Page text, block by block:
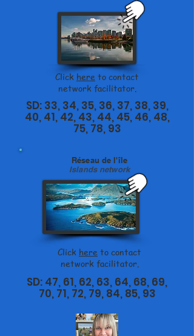
Click here to contact
network facilitator.
SD: 33, 34, 35, 36, 37, 38, 39,
40, 41, 42, 43, 44, 45, 46, 48,
75, 78, 93
Réseau de l'île
Islands network
Click here to contact
network facilitator.
SD: 47, 61, 62, 63, 64, 68, 69,
70, 71, 72, 79, 84, 85, 93